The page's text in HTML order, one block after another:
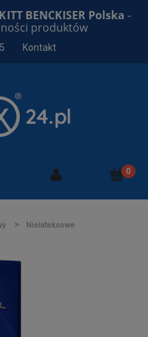
BENCKISER Polska -
produktów
Kontakt
> Nielateksowe